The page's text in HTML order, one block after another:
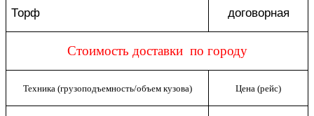
Торф договорная
Стоимость доставки по городу
Техника (грузоподъемность/объем кузова) Цена (рейс)